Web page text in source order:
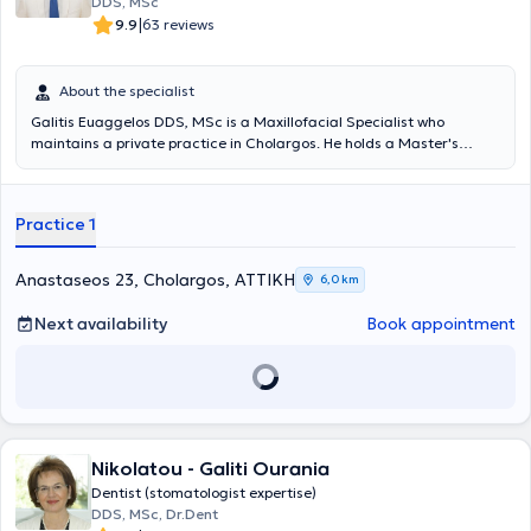
9.9|63 reviews
About the specialist
Galitis Euaggelos DDS, MSc is a Maxillofacial Specialist who
maintains a private practice in Cholargos. He holds a Master's
Dental School of the National and Kapodistrian University of Athens,
specializes in the diagnosis and treatment of cranio-mandibular
disorders, which may require the fabrication of specialized intraoral
devices (splints) for their proper management. The intraoral splints,
which must meet specific specifications to be effective, can be
applied in cases of teeth clenching or grinding, muscular or joint
pain, joint sounds, tension-type headaches, and other related issues.
abroad, with numerous presentations and as an invited speaker at
of Orofacial Pain, and the Hellenic Society of Head and Neck.
Practice 1
Anastaseos 23, Cholargos, ΑΤΤΙΚΗ 6,0 km
Next availability Book appointment
Nikolatou - Galiti Ourania
Dentist (stomatologist expertise)
DDS, MSc, Dr.Dent